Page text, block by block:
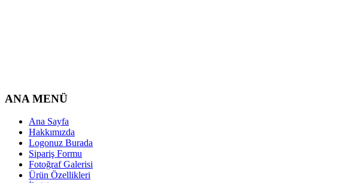
ANA MENÜ
Ana Sayfa
Hakkımızda
Logonuz Burada
Sipariş Formu
Fotoğraf Galerisi
Ürün Özellikleri